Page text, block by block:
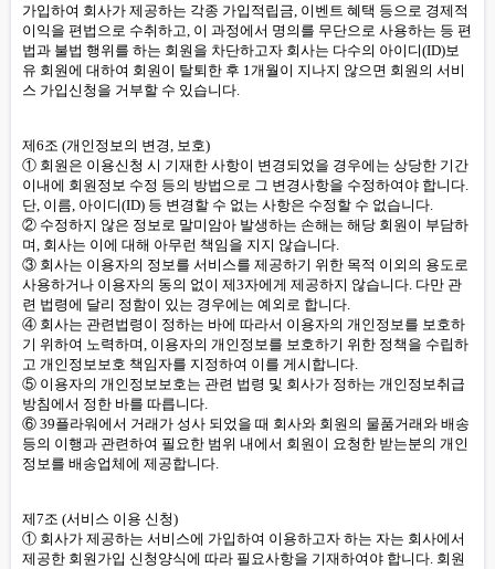
가입하여 회사가 제공하는 각종 가입적립금, 이벤트 혜택 등으로 경제적
이익을 편법으로 수취하고, 이 과정에서 명의를 무단으로 사용하는 등 편
법과 불법 행위를 하는 회원을 차단하고자 회사는 다수의 아이디(ID)보
유 회원에 대하여 회원이 탈퇴한 후 1개월이 지나지 않으면 회원의 서비
스 가입신청을 거부할 수 있습니다.
제6조 (개인정보의 변경, 보호)
① 회원은 이용신청 시 기재한 사항이 변경되었을 경우에는 상당한 기간
이내에 회원정보 수정 등의 방법으로 그 변경사항을 수정하여야 합니다.
단, 이름, 아이디(ID) 등 변경할 수 없는 사항은 수정할 수 없습니다.
② 수정하지 않은 정보로 말미암아 발생하는 손해는 해당 회원이 부담하
며, 회사는 이에 대해 아무런 책임을 지지 않습니다.
③ 회사는 이용자의 정보를 서비스를 제공하기 위한 목적 이외의 용도로
사용하거나 이용자의 동의 없이 제3자에게 제공하지 않습니다. 다만 관
련 법령에 달리 정함이 있는 경우에는 예외로 합니다.
④ 회사는 관련법령이 정하는 바에 따라서 이용자의 개인정보를 보호하
기 위하여 노력하며, 이용자의 개인정보를 보호하기 위한 정책을 수립하
고 개인정보보호 책임자를 지정하여 이를 게시합니다.
⑤ 이용자의 개인정보보호는 관련 법령 및 회사가 정하는 개인정보취급
방침에서 정한 바를 따릅니다.
⑥ 39플라워에서 거래가 성사 되었을 때 회사와 회원의 물품거래와 배송
등의 이행과 관련하여 필요한 범위 내에서 회원이 요청한 받는분의 개인
정보를 배송업체에 제공합니다.
제7조 (서비스 이용 신청)
① 회사가 제공하는 서비스에 가입하여 이용하고자 하는 자는 회사에서
제공한 회원가입 신청양식에 따라 필요사항을 기재하여야 합니다. 회원